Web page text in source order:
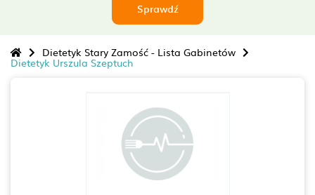
Sprawdź
Dietetyk Stary Zamość - Lista Gabinetów
Dietetyk Urszula Szeptuch